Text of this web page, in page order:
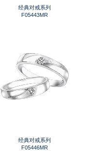
经典对戒系列
F05443MR
经典对戒系列
F05446MR